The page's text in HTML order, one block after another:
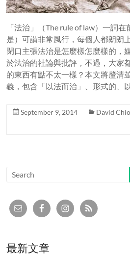
「法治」（The rule of law）一詞
是）可謂非常風行，每個人都朗朗
閉口主張法治是怎麼樣怎麼樣的，
於法治的社論與批評，不過，大家
的東西有點不太一樣？本文將釐清
義，包含「以法而治」、形式的、
September 9, 2014 David
最新文章